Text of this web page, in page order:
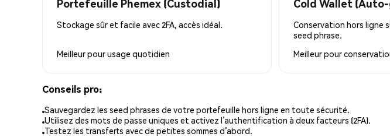
Portefeuille Phemex (Custodial)
Stockage sûr et facile avec 2FA, accès idéal.
Meilleur pourusage quotidien
Cold Wallet
Conservation hors ligne
seed phrase.
Meilleur pour
Conseils pro:
Sauvegardez les seed phrases de votre portefeuille hors ligne en toute sécurité.
Utilisez des mots de passe uniques et activez l’authentification à deux facteurs (2FA).
Testez les transferts avec de petites sommes d’abord.